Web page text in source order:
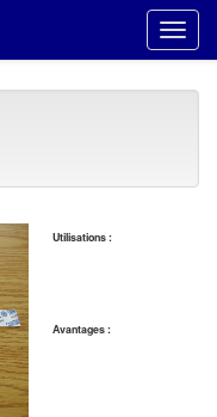
Utilisations :
Avantages :